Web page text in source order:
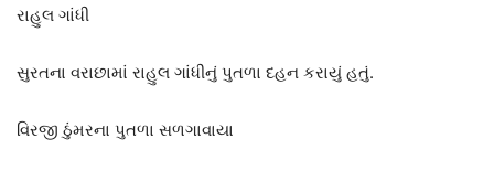
રાહુલ ગાંધી
સુરતના વરાછામાં રાહુલ ગાંધીનું પુતળા દહન કરાયું હતું.
વિરજી ઠુંમરના પુતળા સળગાવાયા